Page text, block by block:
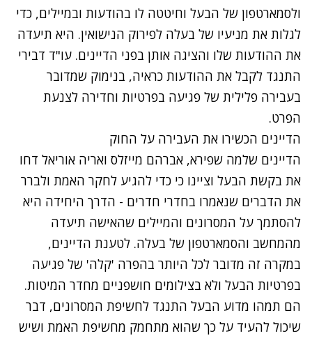
ולסמארטפון של הבעל וחיטטה לו בהודעות ובמיילים, כדי
לגלות את מניעיו של בעלה לפירוק הנישואין. היא תיעדה
את ההודעות שלו והציגה אותן בפני הדיינים. עו"ד דבירי
התנגד לקבל את ההודעות כראיה, בנימוק שמדובר
בעבירה פלילית של פגיעה בפרטיות וחדירה לצנעת
הפרט.
הדיינים הכשירו את העבירה על החוק
הדיינים שלמה שפירא, אברהם מייזלס ואריה אוריאל דחו
את בקשת הבעל וציינו כי כדי להגיע לחקר האמת ולברר
את הדברים שנאמרו בחדרי חדרים - הדרך היחידה היא
להסתמך על המסרונים והמיילים שהאישה תיעדה
מהמחשב והסמארטפון של בעלה. לטענת הדיינים,
במקרה זה מדובר לכל היותר בהפרה 'קלה' של פגיעה
בפרטיות הבעל ולא בצילומים חושפניים מחדר המיטות.
הם תמהו מדוע הבעל התנגד לחשיפת המסרונים, דבר
שיכול להעיד על כך שהוא מתחמק מחשיפת האמת ושיש